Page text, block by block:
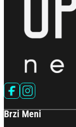
Brzi Meni